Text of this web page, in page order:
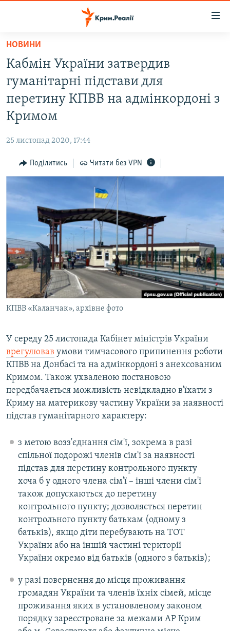
Перейти
основного
матеріалу
Перейти
до
основної
Перейти
пошуку
НОВИНИ
ВІДЕО ТА ФОТО
ПОЛІТИКА
ІНТЕРВ'Ю
ДЕПОРТАЦІЯ
ВІДЕОУРОКИ «ELIFBE»
СВІДЧЕННЯ ОКУПАЦІЇ
УКРАЇНСЬКА ПРОБЛЕМА КРИМУ
ІНФОГРАФІКА
ЯК ОБІЙТИ БЛОКУВАННЯ
Русский
Qırımtatar
ДОЛУЧАЙСЯ!
Усі сайти RFE/RL
НОВИНИ
Кабмін України затвердив
гуманітарні підстави для
перетину КПВВ на адмінкордоні з
Кримом
25 листопад 2020, 17:44
Поділитись Читати без VPN
КПВВ «Каланчак», архівне фото
У середу 25 листопада Кабінет міністрів України
врегулював умови тимчасового припинення роботи
КПВВ на Донбасі та на адмінкордоні з анексованим
Кримом. Також ухваленою постановою
передбачається можливість невідкладно в'їхати з
Криму на материкову частину України за наявності
підстав гуманітарного характеру:
з метою возз'єднання сім'ї, зокрема в разі
спільної подорожі членів сім'ї за наявності
підстав для перетину контрольного пункту
хоча б у одного члена сім'ї – інші члени сім'ї
також допускаються до перетину
контрольного пункту; дозволяється перетин
контрольного пункту батькам (одному з
батьків), якщо діти перебувають на ТОТ
України або на іншій частині території
України окремо від батьків (одного з батьків);
у разі повернення до місця проживання
громадян України та членів їхніх сімей, місце
проживання яких в установленому законом
порядку зареєстроване за межами АР Крим